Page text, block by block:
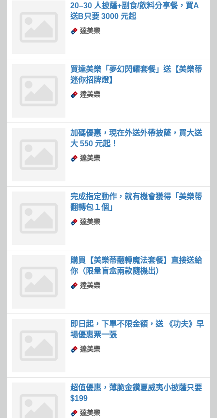
20–30 人披薩+副食/飲料分享餐，買A
送B只要 3000 元起
達美樂
買達美樂「夢幻閃耀套餐」送【美樂蒂
迷你招牌燈】
達美樂
加碼優惠，現在外送外帶披薩，買大送
大 550 元起！
達美樂
完成指定動作，就有機會獲得「美樂蒂
翻轉包１個」
達美樂
購買【美樂蒂翻轉魔法套餐】直接送給
你（限量盲盒兩款隨機出）
達美樂
即日起，下單不限金額，送 《功夫》早
場優惠票一張
達美樂
超值優惠，薄脆金鑽夏威夷小披薩只要
$199
達美樂